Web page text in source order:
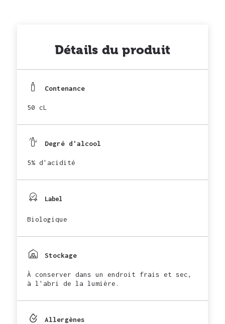
Détails du produit
Contenance
50 cL
Degré d'alcool
5% d'acidité
Label
Biologique
Stockage
À conserver dans un endroit frais et sec,
à l'abri de la lumière.
Allergènes